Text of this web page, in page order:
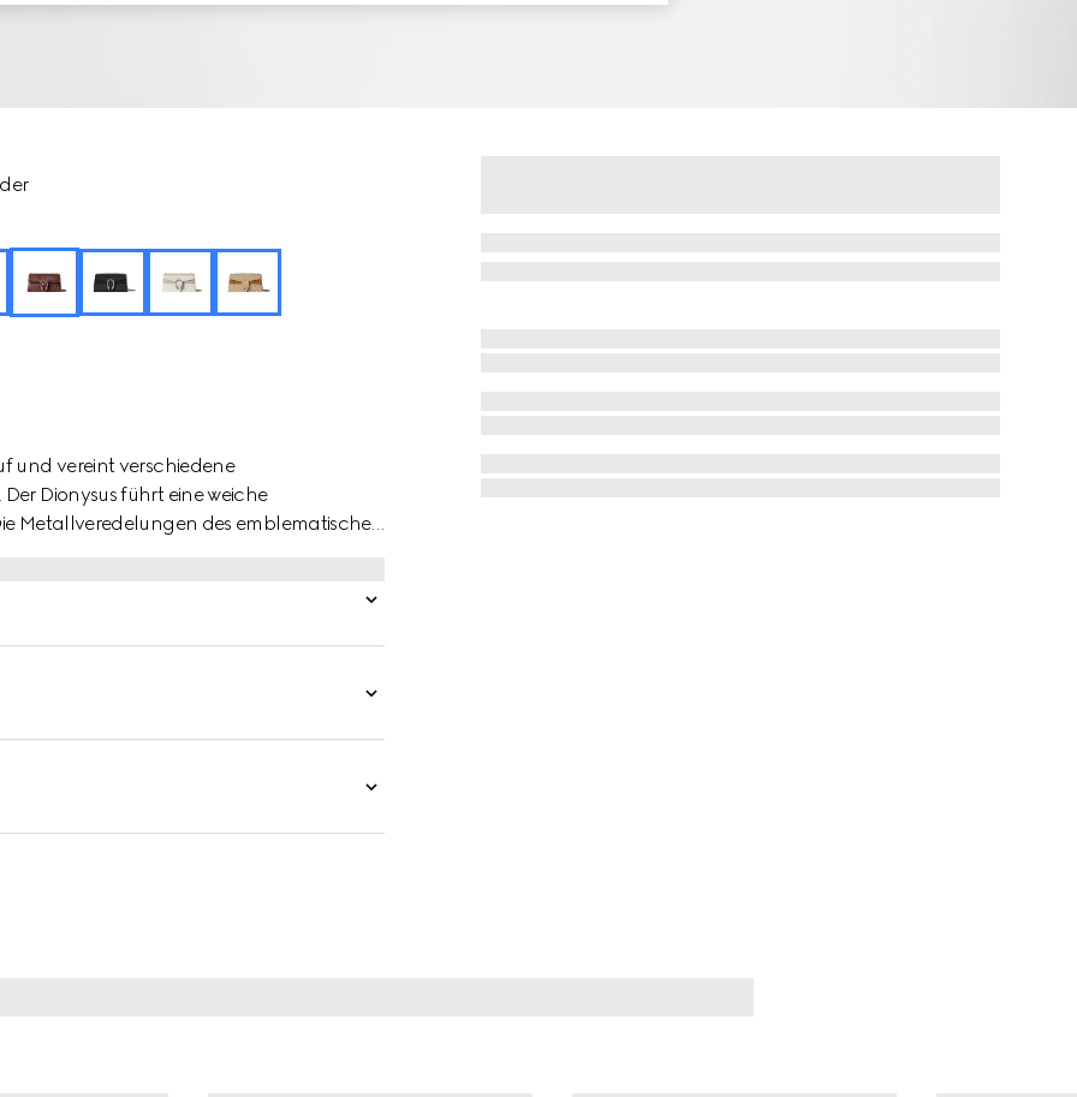
und vereint verschiedene
Dionysus führt eine weiche
Metallveredelungen des emblematischen